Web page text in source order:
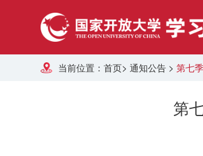
当前位置： 首页> 通知公告 > 第七
第